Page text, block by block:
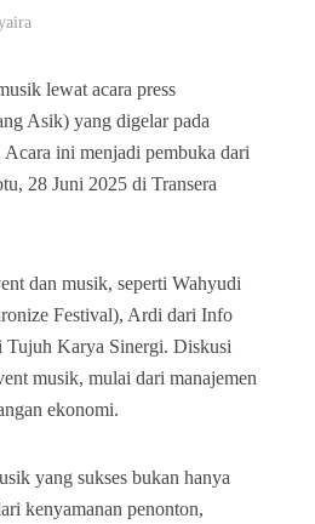
lewat acara press
Asik) yang digelar pada
ini menjadi pembuka dari
28 Juni 2025 di Transera
dan musik, seperti Wahyudi
Festival), Ardi dari Info
Tujuh Karya Sinergi. Diskusi
musik, mulai dari manajemen
ekonomi.
yang sukses bukan hanya
kenyamanan penonton,